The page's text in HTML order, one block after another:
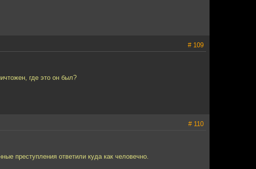
# 109
где это он был?
# 110
преступления ответили куда как человечно.